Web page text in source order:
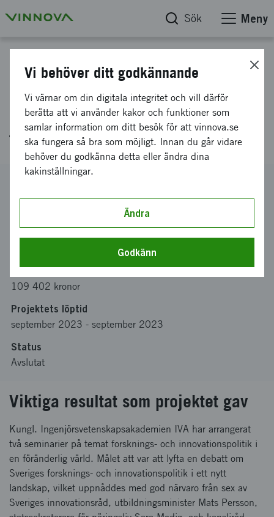
Sök Meny
Forsknings- och
innovationspolitik i en
föränderlig värld
2023-02799
Ingenjörsvetenskapsakademien Iva-Kungl
Ingenjörsvetenskapsakademien IVA
Bidrag från Vinnova
109 402 kronor
Projektets löptid
september 2023 - september 2023
Status
Avslutat
Viktiga resultat som projektet gav
Kungl. Ingenjörsvetenskapsakademien IVA har arrangerat
två seminarier på temat forsknings- och innovationspolitik i
en föränderlig värld. Målet att var att lyfta en debatt om
Sveriges forsknings- och innovationspolitik i ett nytt
landskap, vilket uppnåddes med god närvaro från sex av
Sveriges innovationsråd, utbildningsminister Mats Persson,
Vi behöver ditt godkännande
Vi värnar om din digitala integritet och vill därför
berätta att vi använder kakor och funktioner som
samlar information om ditt besök för att vinnova.se
ska fungera så bra som möjligt. Innan du går vidare
behöver du godkänna detta eller ändra dina
kakinställningar.
Ändra
Godkänn